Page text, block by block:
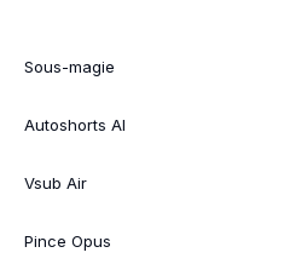
Sous-magie
Autoshorts AI
Vsub Air
Pince Opus